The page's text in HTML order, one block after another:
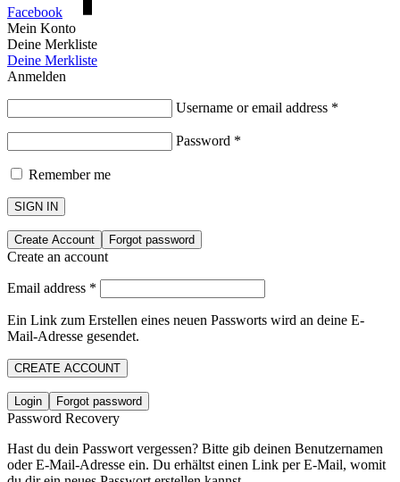
Facebook
Mein Konto
Deine Merkliste
Deine Merkliste
Anmelden
Username or email address *
Password *
Remember me
SIGN IN
Create Account Forgot password
Create an account
Email address *
Ein Link zum Erstellen eines neuen Passworts wird an deine E-
Mail-Adresse gesendet.
CREATE ACCOUNT
Login Forgot password
Password Recovery
Hast du dein Passwort vergessen? Bitte gib deinen Benutzernamen
oder E-Mail-Adresse ein. Du erhältst einen Link per E-Mail, womit